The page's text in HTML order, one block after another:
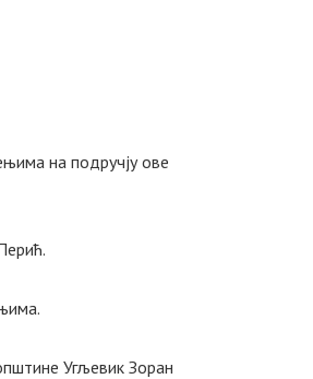
на подручју ове
Угљевик Зоран